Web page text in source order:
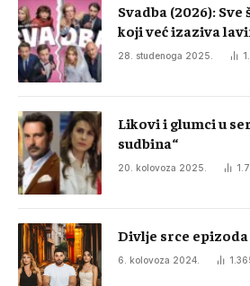
Svadba (2026):
koji već izaziva
28. studenoga 2025.
Likovi i glumci u
sudbina“
20. kolovoza 2025.
Divlje srce epizoda
6. kolovoza 2024.